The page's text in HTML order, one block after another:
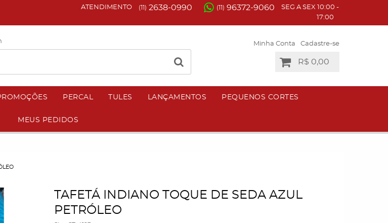
ATENDIMENTO (11) 2638-0990 (11) 96372-9060
SEG A SEX 10:00 -
17:00
Minha Conta Cadastre-se
R$ 0,00
PERCAL TULES LANÇAMENTOS PEQUENOS CORTES
MEUS PEDIDOS
TAFETÁ INDIANO TOQUE DE SEDA AZUL
PETRÓLEO